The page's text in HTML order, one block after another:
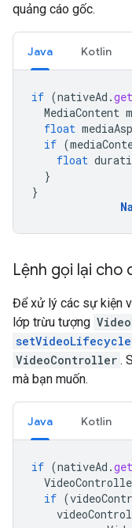
quảng cáo gốc.
Java Kotlin
if (nativeAd .
MediaContent
float
if (
float
}
}
Lệnh gọi lại cho
Để xử lý các sự kiện
lớp trừu tượng
VideoController .
mà bạn muốn.
Java Kotlin
if (nativeAd .
if (